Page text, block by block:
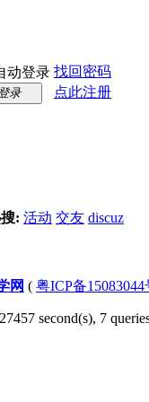
动登录 找回密码
录
点此注册
: 活动 交友 discuz
网 ( 粤ICP备15083044
second(s), 7